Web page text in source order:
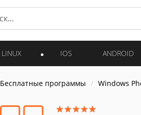
LINUX IOS ANDROID
Бесплатные программы Windows